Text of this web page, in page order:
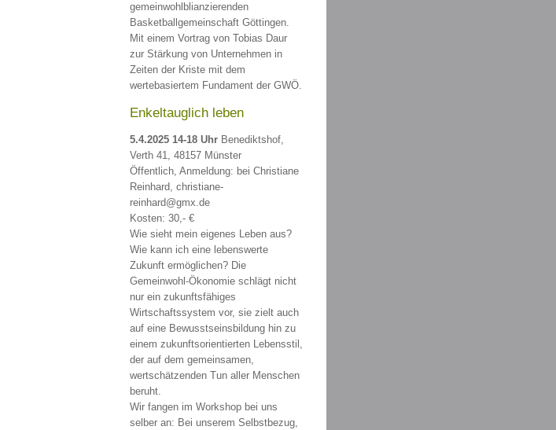
gemeinwohlblianzierenden
Basketballgemeinschaft Göttingen.
Mit einem Vortrag von Tobias Daur
zur Stärkung von Unternehmen in
Zeiten der Kriste mit dem
wertebasiertem Fundament der GWÖ.
Enkeltauglich leben
5.4.2025 14-18 Uhr Benediktshof,
Verth 41, 48157 Münster
Öffentlich, Anmeldung: bei Christiane
Reinhard, christiane-
reinhard@gmx.de
Kosten: 30,- €
Wie sieht mein eigenes Leben aus?
Wie kann ich eine lebenswerte
Zukunft ermöglichen? Die
Gemeinwohl-Ökonomie schlägt nicht
nur ein zukunftsfähiges
Wirtschaftssystem vor, sie zielt auch
auf eine Bewusstseinsbildung hin zu
einem zukunftsorientierten Lebensstil,
der auf dem gemeinsamen,
wertschätzenden Tun aller Menschen
beruht.
Wir fangen im Workshop bei uns
selber an: Bei unserem Selbstbezug,